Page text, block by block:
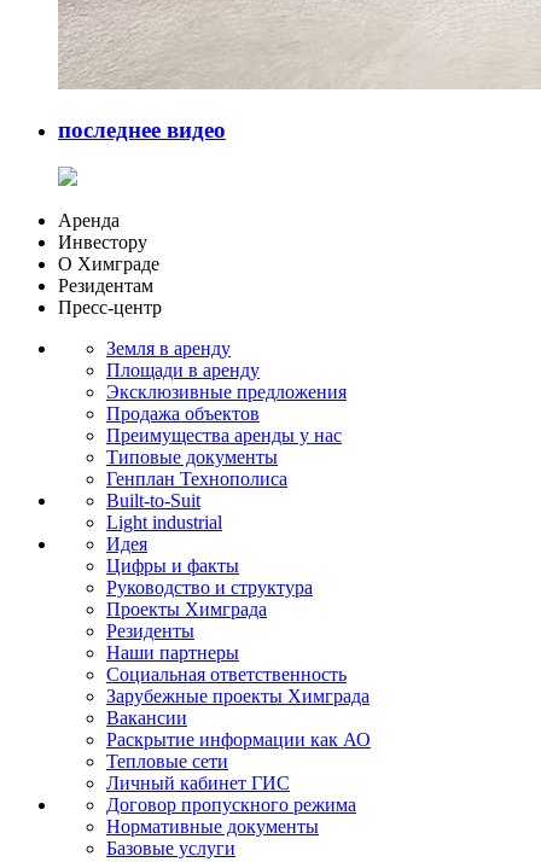
последнее видео
Аренда
Инвестору
О Химграде
Резидентам
Пресс-центр
Земля в аренду
Площади в аренду
Эксклюзивные предложения
Продажа объектов
Преимущества аренды у нас
Типовые документы
Генплан Технополиса
Built-to-Suit
Light industrial
Идея
Цифры и факты
Руководство и структура
Проекты Химграда
Резиденты
Наши партнеры
Социальная ответственность
Зарубежные проекты Химграда
Вакансии
Раскрытие информации как АО
Тепловые сети
Личный кабинет ГИС
Договор пропускного режима
Нормативные документы
Базовые услуги